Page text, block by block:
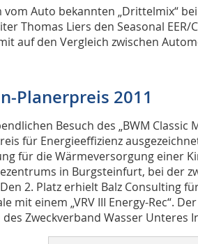
vom Auto bekannten „Drittelmix“
Thomas Liers den Seasonal
auf den Vergleich zwischen
Planerpreis 2011
Besuch des „BWM
für Energieeffizienz
für die Wärmeversorgung einer
in Burgsteinfurt, bei der
2. Platz erhielt Balz Consulting
mit einem „VRV III Energy-Rec“.
Zweckverband Wasser Unteres